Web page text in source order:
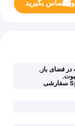
تماس بگیرید
در فضای باز ,
,